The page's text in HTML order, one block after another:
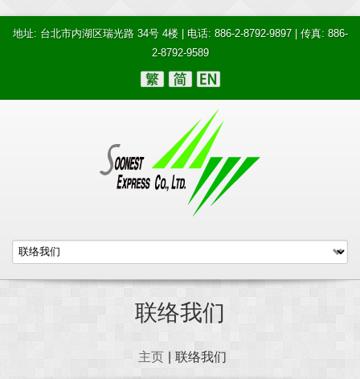
地址: 台北市内湖区瑞光路 34号 4楼 | 电话: 886-2-8792-9897 | 传真: 886-
2-8792-9589
联络我们
主页 联络我们